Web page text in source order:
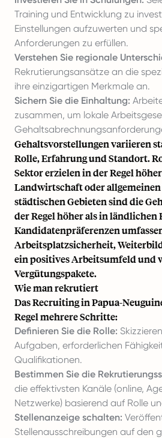
Training und Entwicklung zu
Einstellungen aufzuwerten und
Anforderungen zu erfüllen.
Verstehen Sie regionale
Rekrutierungsansätze an die
ihre einzigartigen Merkmale an.
Sichern Sie die Einhaltung:
zusammen, um lokale
Gehaltsvorstellungen variieren
Rolle, Erfahrung und Standort.
Sektor erzielen in der Regel
Landwirtschaft oder
städtischen Gebieten sind die
der Regel höher als in ländlichen
Kandidatenpräferenzen
Arbeitsplatzsicherheit,
ein positives Arbeitsumfeld und
Vergütungspakete.
Wie man rekrutiert
Das Recruiting in Papua-
Regel mehrere Schritte:
Definieren Sie die Rolle:
Aufgaben, erforderlichen
Qualifikationen.
Bestimmen Sie die
die effektivsten Kanäle (online,
Netzwerke) basierend auf Rolle
Stellenanzeige schalten:
Stellenausschreibungen auf den